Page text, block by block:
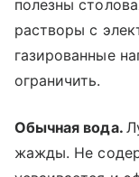
полезны
растворы с
газированные
ограничить.
Обычная вода.
жажды. Не